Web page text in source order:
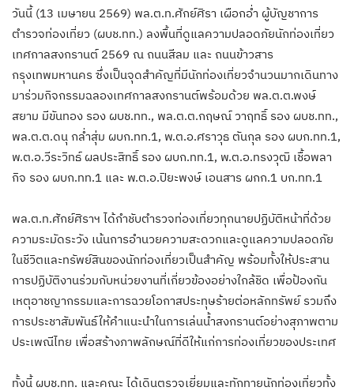
วันนี้ (13 เมษายน 2569) พล.ต.ท.ศักย์ศิรา เผือกอ่ำ ผู้บัญชาการ
ตำรวจท่องเที่ยว (ผบช.ทท.) ลงพื้นที่ดูแลความปลอดภัยนักท่องเที่ยว
เทศกาลสงกรานต์ 2569 ณ ถนนสีลม และ ถนนข้าวสาร
กรุงเทพมหานคร ซึ่งเป็นจุดสำคัญที่มีนักท่องเที่ยวจำนวนมากเดินทาง
มาร่วมกิจกรรมฉลองเทศกาลสงกรานต์พร้อมด้วย พล.ต.ต.พงษ์
สยาม มีขันทอง รอง ผบช.ทท., พล.ต.ต.กฤษณ์ วาฤทธิ์ รอง ผบช.ทท.,
พล.ต.ต.ดนุ กล่ำสุ่ม ผบก.ทท.1, พ.ต.อ.ศราวุธ ตันกุล รอง ผบก.ทท.1,
พ.ต.อ.วีระวิทธ์ ผลประสิทธิ์ รอง ผบก.ทท.1, พ.ต.อ.ทรงวุฒิ เชื้อพลา
กิจ รอง ผบก.ทท.1 และ พ.ต.อ.ปิยะพงษ์ เอนสาร ผกก.1 บก.ทท.1
พล.ต.ท.ศักย์ศิราฯ ได้กำชับตำรวจท่องเที่ยวทุกนายปฏิบัติหน้าที่ด้วย
ความระมัดระวัง เน้นการอำนวยความสะดวกและดูแลความปลอดภัย
ในชีวิตและทรัพย์สินของนักท่องเที่ยวเป็นสำคัญ พร้อมทั้งให้ประสาน
การปฏิบัติงานร่วมกับหน่วยงานที่เกี่ยวข้องอย่างใกล้ชิด เพื่อป้องกัน
เหตุอาชญากรรมและการฉวยโอกาสประทุษร้ายต่อหลักทรัพย์ รวมถึง
การประชาสัมพันธ์ให้คำแนะนำในการเล่นน้ำสงกรานต์อย่างสุภาพตาม
ประเพณีไทย เพื่อสร้างภาพลักษณ์ที่ดีให้แก่การท่องเที่ยวของประเทศ
ทั้งนี้ ผบช.ทท. และคณะ ได้เดินตรวจเยี่ยมและทักทายนักท่องเที่ยวทั้ง